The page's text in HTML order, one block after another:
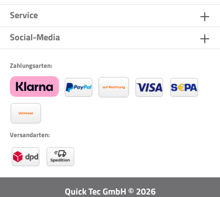
Service
Social-Media
Zahlungsarten:
Versandarten:
Quick Tec GmbH © 2026